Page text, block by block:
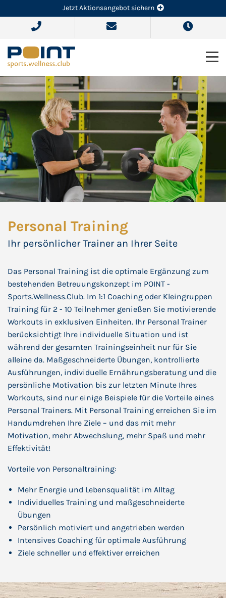
Jetzt Aktionsangebot sichern
Personal Training
Ihr persönlicher Trainer an Ihrer Seite
Das Personal Training ist die optimale Ergänzung zum
bestehenden Betreuungskonzept im POINT -
Sports.Wellness.Club. Im 1:1 Coaching oder Kleingruppen
Training für 2 - 10 Teilnehmer genießen Sie motivierende
Workouts in exklusiven Einheiten. Ihr Personal Trainer
berücksichtigt Ihre individuelle Situation und ist
während der gesamten Trainingseinheit nur für Sie
alleine da. Maßgeschneiderte Übungen, kontrollierte
Ausführungen, individuelle Ernährungsberatung und die
persönliche Motivation bis zur letzten Minute Ihres
Workouts, sind nur einige Beispiele für die Vorteile eines
Personal Trainers. Mit Personal Training erreichen Sie im
Handumdrehen Ihre Ziele – und das mit mehr
Motivation, mehr Abwechslung, mehr Spaß und mehr
Effektivität!
Vorteile von Personaltraining:
Mehr Energie und Lebensqualität im Alltag
Individuelles Training und maßgeschneiderte
Übungen
Persönlich motiviert und angetrieben werden
Intensives Coaching für optimale Ausführung
Ziele schneller und effektiver erreichen